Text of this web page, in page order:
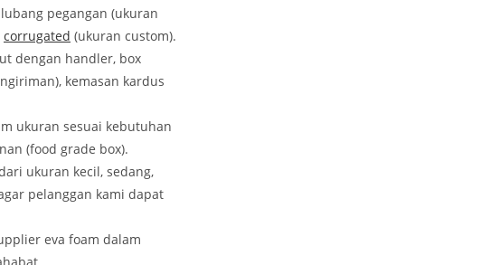
pegangan (ukuran
corrugated (ukuran custom).
dengan handler, box
kemasan kardus
ukuran sesuai kebutuhan
(food grade box).
ukuran kecil, sedang,
pelanggan kami dapat
eva foam dalam